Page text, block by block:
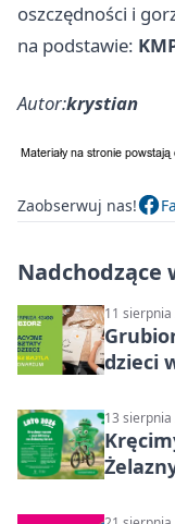
oszczędności i
na podstawie:
Autor:krystian
Zaobserwuj nas!
Nadchodzące
11
dzieci
13